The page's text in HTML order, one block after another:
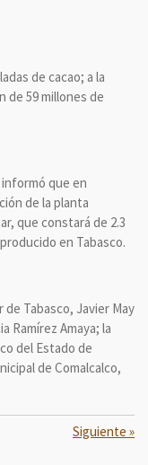
de cacao; a la
de 59 millones de
que en
de la planta
que constará de 2.3
en Tabasco.
Tabasco, Javier May
Ramírez Amaya; la
del Estado de
de Comalcalco,
Siguiente »